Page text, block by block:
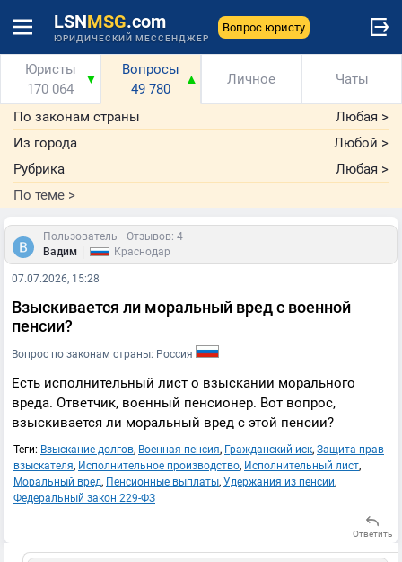
LSNMSG.com
ЮРИДИЧЕСКИЙ МЕССЕНДЖЕР
Вопрос юристу
Юристы
170 064
▼
Вопросы
49 780
▲ Личное Чаты
По законам страны Любая >
Из города
Любой >
Рубрика
Любая >
По теме >
Пользователь
Отзывов: 4
Вадим
Краснодар
07.07.2026, 15:28
Взыскивается ли моральный вред с военной
пенсии?
Вопрос по законам страны: Россия
Есть исполнительный лист о взыскании морального
вреда. Ответчик, военный пенсионер. Вот вопрос,
взыскивается ли моральный вред с этой пенсии?
Теги: Взыскание долгов, Военная пенсия, Гражданский иск, Защита прав
взыскателя, Исполнительное производство, Исполнительный лист,
Моральный вред, Пенсионные выплаты, Удержания из пенсии,
Федеральный закон 229-ФЗ
Ответить